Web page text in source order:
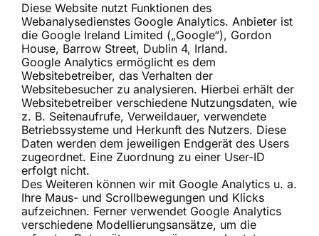
Diese Website nutzt Funktionen des
Webanalysedienstes Google Analytics. Anbieter ist
die Google Ireland Limited („Google“), Gordon
House, Barrow Street, Dublin 4, Irland.
Google Analytics ermöglicht es dem
Websitebetreiber, das Verhalten der
Websitebesucher zu analysieren. Hierbei erhält der
Websitebetreiber verschiedene Nutzungsdaten, wie
z. B. Seitenaufrufe, Verweildauer, verwendete
Betriebssysteme und Herkunft des Nutzers. Diese
Daten werden dem jeweiligen Endgerät des Users
zugeordnet. Eine Zuordnung zu einer User-ID
erfolgt nicht.
Des Weiteren können wir mit Google Analytics u. a.
Ihre Maus- und Scrollbewegungen und Klicks
aufzeichnen. Ferner verwendet Google Analytics
verschiedene Modellierungsansätze, um die